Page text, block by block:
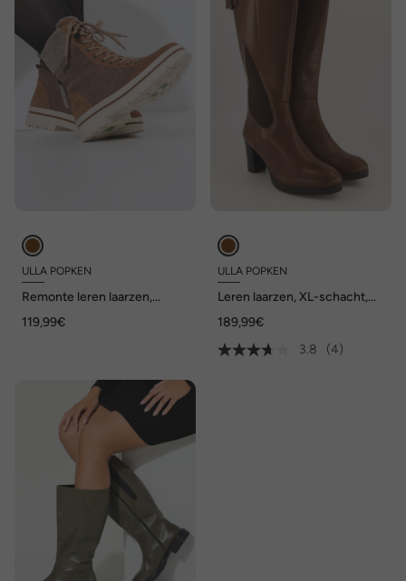
ULLA POPKEN
Remonte leren laarzen,
voetbed, wijdte G
119,99€
ULLA POPKEN
Leren laarzen, XL-schacht,
H
189,99€
3.8
(4)